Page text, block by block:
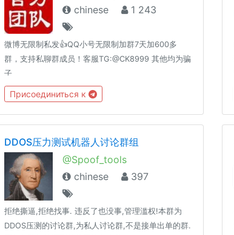
chinese
1 243
微博无限制私发👍QQ小号无限制加群7天加600多
群，支持私聊群成员！客服TG:@CK8999 其他均为骗
子
Присоединиться к
DDOS压力测试机器人讨论群组
@Spoof_tools
chinese
397
拒绝撕逼,拒绝找事. 违反了也没事,管理滥权!本群为
DDOS压测的讨论群,为私人讨论群,不是接单出单的群.